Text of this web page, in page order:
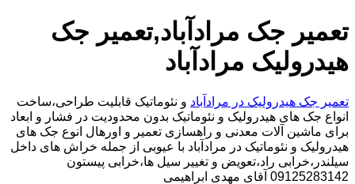
تعمیر جک مرادآباد,تعمیر جک
هیدرولیک مرادآباد
تعمیر جک هیدرولیک در مرادآباد و نئوماتیک قابلیت طراحی،ساخت
انواع جک های هیدرولیک و نئوماتیک بدون محدودیت در فشار و ابعاد
برای ماشین آلات معدنی و راهسازی تعمیر و اورهال انوع جک های
هیدرولیک و نئوماتیک در مرادآباد با عیوبی از جمله خراش های داخل
سیلندر،خرابی راد،تعویض و تغییر سیل ها،خرابی پیستون
09125283142 آقای مهدی ابراهیمی